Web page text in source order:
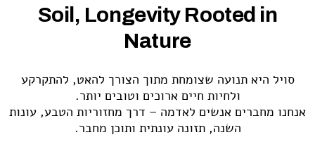
Soil, Longevity Rooted in
Nature
סויל היא תנועה שצומחת מתוך הצורך להאט, להתקרקע
ולחיות חיים ארוכים וטובים יותר.
אנחנו מחברים אנשים לאדמה – דרך מחזוריות הטבע, עונות
השנה, תזונה עונתית ותוכן מחבר.